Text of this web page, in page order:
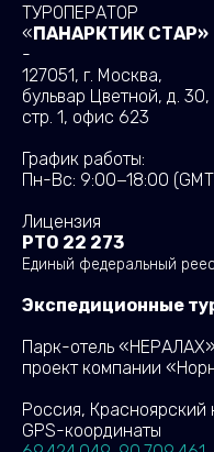
ТУРОПЕРАТОР
«ПАНАРКТИК СТАР»
-
127051, г. Москва,
бульвар Цветной, д. 30,
стр. 1, офис 623
График работы:
Пн-Вс: 9:00−18:00
Лицензия
РТО 22 273
Единый федеральный
Экспедиционные
Парк-отель
проект компании
Россия, Красноярский
GPS-координаты